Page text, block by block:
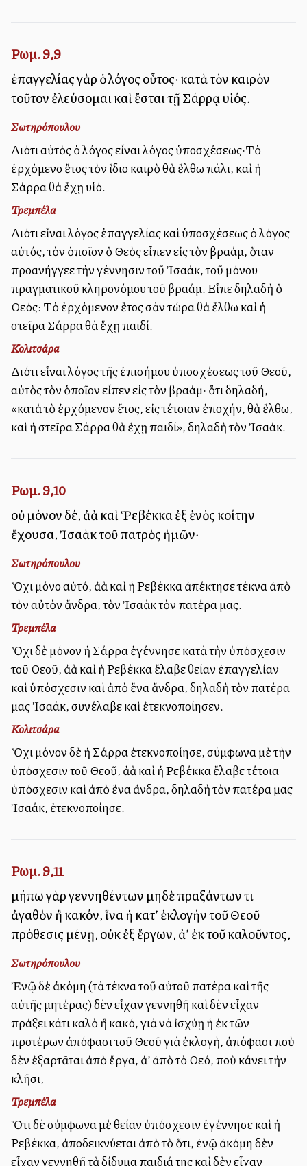
Ρωμ. 9,9
ἐπαγγελίας γὰρ ὁ λόγος οὗτος· κατὰ τὸν καιρὸν
τοῦτον ἐλεύσομαι καὶ ἔσται τῇ Σάρρᾳ υἱός.
Σωτηρόπουλου
Διότι αὐτὸς ὁ λόγος εἶναι λόγος ὑποσχέσεως·Τὸ
ἐρχὀμενο ἔτος τὸν ἴδιο καιρὸ θὰ ἔλθω πάλι, καὶ ἡ
Σάρρα θὰ ἔχῃ υἱό.
Τρεμπέλα
Διότι εἶναι λόγος ἐπαγγελίας καὶ ὑποσχέσεως ὁ λόγος
αὐτός, τὸν ὁποῖον ὁ Θεὸς εἶπεν εἰς τὸν Ἀβραάμ, ὅταν
προανήγγελλε τὴν γέννησιν τοῦ Ἰσαάκ, τοῦ μόνου
πραγματικοῦ κληρονόμου τοῦ Ἀβραάμ. Εἶπε δηλαδὴ ὁ
Θεός: Τὸ ἐρχόμενον ἔτος σὰν τώρα θὰ ἔλθω καὶ ἡ
στεῖρα Σάρρα θὰ ἔχῃ παιδί.
Κολιτσάρα
Διότι εἶναι λόγος τῆς ἐπισήμου ὑποσχέσεως τοῦ Θεοῦ,
αὐτὸς τὸν ὁποῖον εἶπεν εἰς τὸν Ἀβραάμ· ὅτι δηλαδή,
«κατὰ τὸ ἐρχόμενον ἔτος, εἰς τέτοιαν ἐποχήν, θὰ ἔλθω,
καὶ ἡ στεῖρα Σάρρα θὰ ἔχῃ παιδί», δηλαδὴ τὸν Ἰσαάκ.
Ρωμ. 9,10
οὐ μόνον δέ, ἀλλὰ καὶ Ῥεβέκκα ἐξ ἑνὸς κοίτην
ἔχουσα, Ἰσαὰκ τοῦ πατρὸς ἡμῶν·
Σωτηρόπουλου
Ὄχι μόνο αὐτό, ἀλλὰ καὶ ἡ Ρεβέκκα ἀπέκτησε τέκνα ἀπὸ
τὸν αὐτὸν ἄνδρα, τὸν Ἰσαὰκ τὸν πατέρα μας.
Τρεμπέλα
Ὄχι δὲ μόνον ἡ Σάρρα ἐγέννησε κατὰ τὴν ὑπόσχεσιν
τοῦ Θεοῦ, ἀλλὰ καὶ ἡ Ρεβέκκα ἔλαβε θείαν ἐπαγγελίαν
καὶ ὑπόσχεσιν καὶ ἀπὸ ἕνα ἄνδρα, δηλαδὴ τὸν πατέρα
μας Ἰσαάκ, συνέλαβε καὶ ἐτεκνοποίησεν.
Κολιτσάρα
Ὄχι μόνον δὲ ἡ Σάρρα ἐτεκνοποίησε, σύμφωνα μὲ τὴν
ὑπόσχεσιν τοῦ Θεοῦ, ἀλλὰ καὶ ἡ Ρεβέκκα ἔλαβε τέτοια
ὑπόσχεσιν καὶ ἀπὸ ἕνα ἄνδρα, δηλαδὴ τὸν πατέρα μας
Ἰσαάκ, ἐτεκνοποίησε.
Ρωμ. 9,11
μήπω γὰρ γεννηθέντων μηδὲ πραξάντων τι
ἀγαθὸν ἢ κακόν, ἵνα ἡ κατ’ ἐκλογὴν τοῦ Θεοῦ
πρόθεσις μένῃ, οὐκ ἐξ ἔργων, ἀλλ’ ἐκ τοῦ καλοῦντος,
Σωτηρόπουλου
Ἐνῷ δὲ ἀκόμη (τὰ τέκνα τοῦ αὐτοῦ πατέρα καὶ τῆς
αὐτῆς μητέρας) δὲν εἶχαν γεννηθῆ καὶ δὲν εἶχαν
πράξει κάτι καλὸ ἢ κακό, γιὰ νὰ ἰσχύῃ ἡ ἐκ τῶν
προτέρων ἀπόφασι τοῦ Θεοῦ γιὰ ἐκλογὴ, ἀπόφασι ποὺ
δὲν ἐξαρτᾶται ἀπὸ ἔργα, ἀλλ’ ἀπὸ τὸ Θεό, ποὺ κάνει τὴν
κλῆσι,
Τρεμπέλα
Ὅτι δὲ σύμφωνα μὲ θείαν ὑπόσχεσιν ἐγέννησε καὶ ἡ
Ρεβέκκα, ἀποδεικνύεται ἀπὸ τὸ ὅτι, ἐνῷ ἀκόμη δὲν
εἶχαν γεννηθῆ τὰ δίδυμα παιδιά της καὶ δὲν εἶχαν